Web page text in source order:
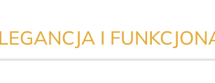
I